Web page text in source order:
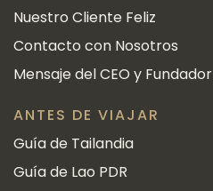
Nuestro Cliente Feliz
Contacto con Nosotros
Mensaje del CEO y Fundador
ANTES DE VIAJAR
Guía de Tailandia
Guía de Lao PDR